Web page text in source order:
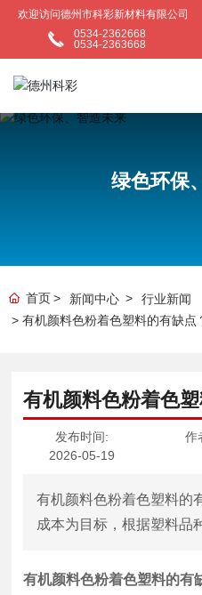
欢迎访问德州市科彩新材料有限公司
0534-2362668
0534-2363668
行业应用
语言
绿色环保
首页 新闻中心
行业新闻
有机颜料色粉着色塑料的有缺点
有机颜料色粉着色
发布时间:
2026-05-19
作
有机颜料色粉着色塑料的有缺点？ 塑
成本为目标，根据塑料品
型如下。 颜料干粉 颜料干粉是商品的原始状态，因
有机颜料色粉着色塑料的有